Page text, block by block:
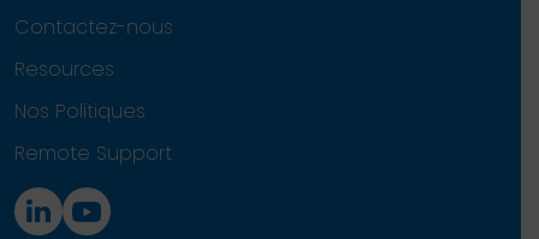
Contactez-nous
Resources
Nos Politiques
Remote Support